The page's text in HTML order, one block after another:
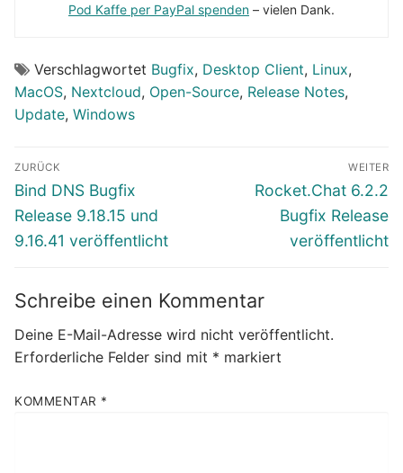
Pod Kaffe per PayPal spenden – vielen Dank.
Verschlagwortet Bugfix, Desktop Client, Linux,
MacOS, Nextcloud, Open-Source, Release Notes,
Update, Windows
Beitragsnavigation
ZURÜCK
Vorheriger
Beitrag:
Bind DNS Bugfix
Release 9.18.15 und
9.16.41 veröffentlicht
WEITER
Nächster
Beitrag:
Rocket.Chat 6.2.2
Bugfix Release
veröffentlicht
Schreibe einen Kommentar
Deine E-Mail-Adresse wird nicht veröffentlicht.
Erforderliche Felder sind mit * markiert
KOMMENTAR *